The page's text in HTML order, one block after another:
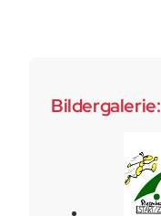
Bildergalerie: